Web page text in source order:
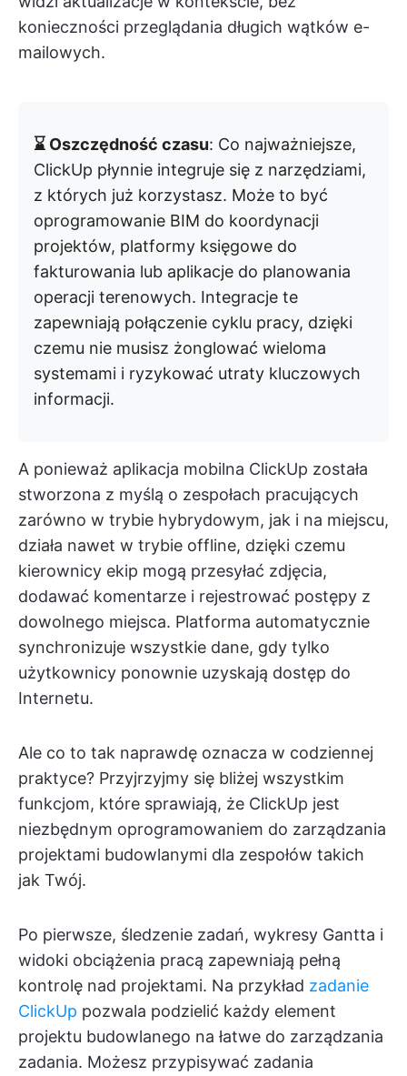
konieczności przeglądania długich wątków e-
mailowych.
⌛ Oszczędność czasu: Co najważniejsze,
ClickUp płynnie integruje się z narzędziami,
z których już korzystasz. Może to być
oprogramowanie BIM do koordynacji
projektów, platformy księgowe do
fakturowania lub aplikacje do planowania
operacji terenowych. Integracje te
zapewniają połączenie cyklu pracy, dzięki
czemu nie musisz żonglować wieloma
systemami i ryzykować utraty kluczowych
informacji.
A ponieważ aplikacja mobilna ClickUp została
stworzona z myślą o zespołach pracujących
zarówno w trybie hybrydowym, jak i na miejscu,
działa nawet w trybie offline, dzięki czemu
kierownicy ekip mogą przesyłać zdjęcia,
dodawać komentarze i rejestrować postępy z
dowolnego miejsca. Platforma automatycznie
synchronizuje wszystkie dane, gdy tylko
użytkownicy ponownie uzyskają dostęp do
Internetu.
Ale co to tak naprawdę oznacza w codziennej
praktyce? Przyjrzyjmy się bliżej wszystkim
funkcjom, które sprawiają, że ClickUp jest
niezbędnym oprogramowaniem do zarządzania
projektami budowlanymi dla zespołów takich
jak Twój.
Po pierwsze, śledzenie zadań, wykresy Gantta i
widoki obciążenia pracą zapewniają pełną
kontrolę nad projektami. Na przykład zadanie
ClickUp pozwala podzielić każdy element
projektu budowlanego na łatwe do zarządzania
zadania. Możesz przypisywać zadania